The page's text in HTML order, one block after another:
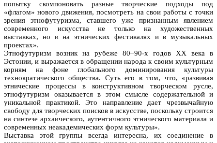
попытку скомпоновать разные творческие подходы под
«флагом» нового движения, посмотреть на свои работы с точки
зрения этнофутуризма, ставшего уже признанным явлением
современного искусства не только на художественных
выставках, но и на этнических фестивалях и в музыкальных
проектах».
Этнофутуризм возник на рубеже 80–90-х годов XX века в
Эстонии, и выражается в обращении народа к своим культурным
корням на фоне глобального доминирования культуры
технократического общества. Суть его в том, что, «развивая
этнические процессы в конструктивном творческом русле,
этнофутуризм оказывается в этом смысле содержательной и
уникальной практикой. Это направление дает чрезвычайную
свободу для творческих поисков в искусстве, поскольку строится
на синтезе архаического, аутентичного этнического материала и
современных неакадемических форм культуры».
Выставка этой группы всегда интересна, их соединение в